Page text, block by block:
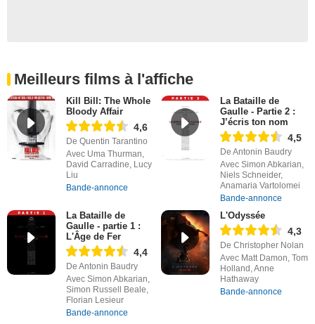
Meilleurs films à l'affiche
Kill Bill: The Whole
Bloody Affair
4,6
De Quentin Tarantino
Avec Uma Thurman,
David Carradine, Lucy
Liu
Bande-annonce
La Bataille de
Gaulle - Partie 2 :
J’écris ton nom
4,5
De Antonin Baudry
Avec Simon Abkarian,
Niels Schneider,
Anamaria Vartolomei
Bande-annonce
La Bataille de
Gaulle - partie 1 :
L'Âge de Fer
4,4
De Antonin Baudry
Avec Simon Abkarian,
Simon Russell Beale,
Florian Lesieur
Bande-annonce
L'Odyssée
4,3
De Christopher Nolan
Avec Matt Damon, Tom
Holland, Anne
Hathaway
Bande-annonce